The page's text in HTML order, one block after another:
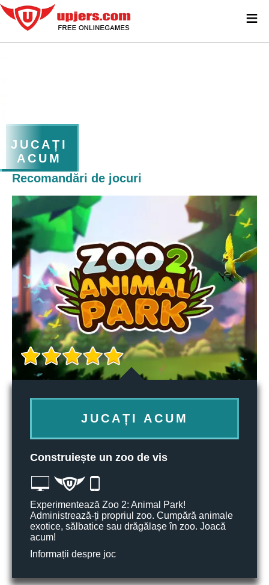
JUCAȚI
ACUM
Recomandări de jocuri
JUCAȚI ACUM
Construiește un zoo de vis
Experimentează Zoo 2: Animal Park!
Administrează-ți propriul zoo. Cumpără animale
exotice, sălbatice sau drăgălașe în zoo. Joacă
acum!
Informații despre joc
≡